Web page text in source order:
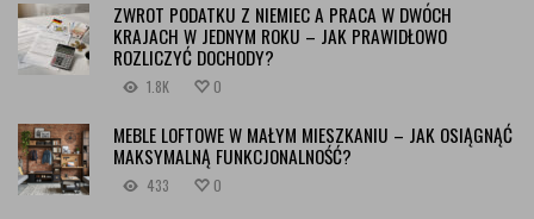
ZWROT PODATKU Z NIEMIEC A PRACA W DWÓCH
KRAJACH W JEDNYM ROKU – JAK PRAWIDŁOWO
ROZLICZYĆ DOCHODY?
1.8K 0
MEBLE LOFTOWE W MAŁYM MIESZKANIU – JAK OSIĄGNĄĆ
MAKSYMALNĄ FUNKCJONALNOŚĆ?
433 0